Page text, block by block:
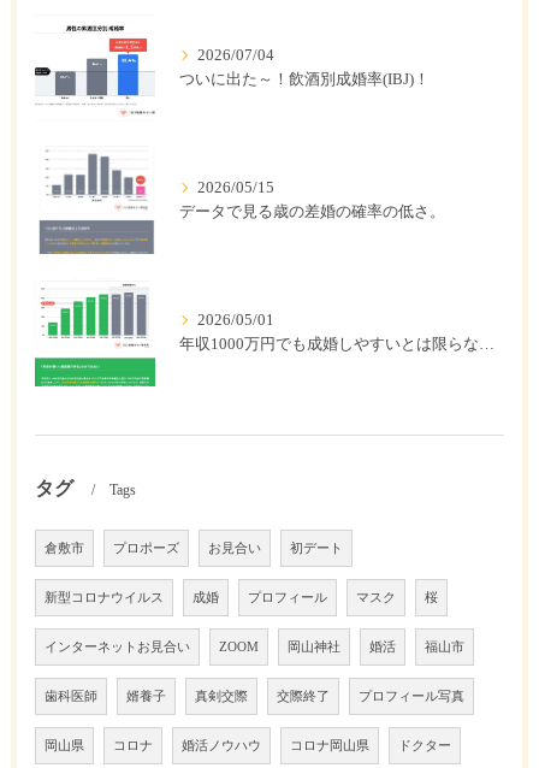
2026/07/04
ついに出た～！飲酒別成婚率(IBJ)！
2026/05/15
データで見る歳の差婚の確率の低さ。
2026/05/01
年収1000万円でも成婚しやすいとは限らない? 「年収帯別の成婚率」のリアル
タグ Tags
倉敷市 プロポーズ お見合い 初デート
新型コロナウイルス 成婚 プロフィール マスク 桜
インターネットお見合い ZOOM 岡山神社 婚活 福山市
歯科医師 婿養子 真剣交際 交際終了 プロフィール写真
岡山県 コロナ 婚活ノウハウ コロナ岡山県 ドクター